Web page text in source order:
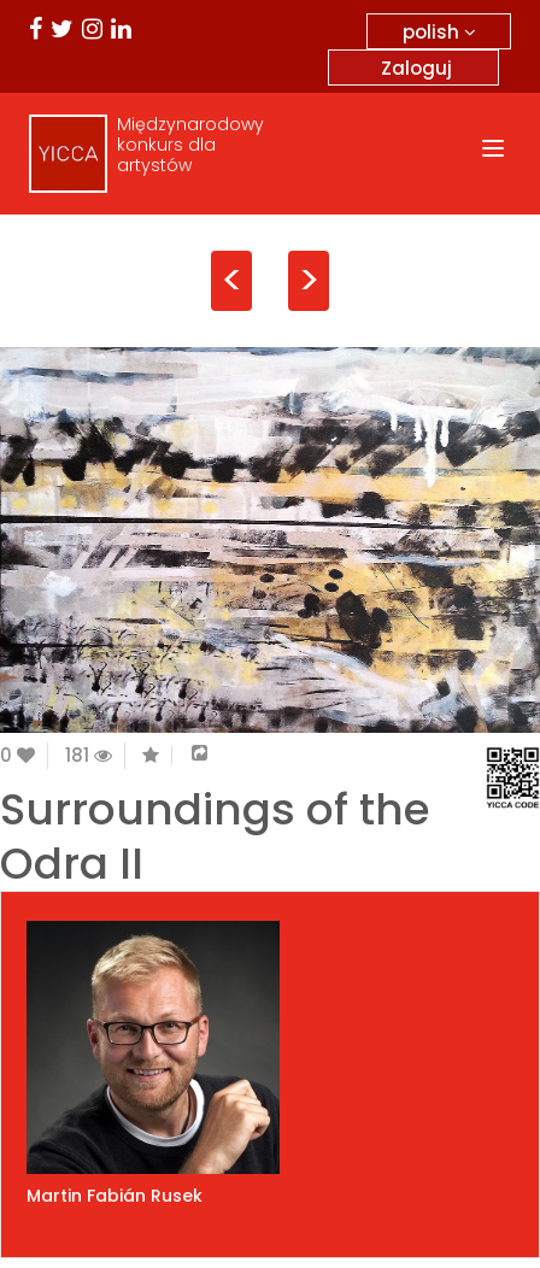
polish
Zaloguj
Międzynarodowy
konkurs dla
artystów
< >
0 181
Surroundings of the
Odra II
Martin Fabián Rusek